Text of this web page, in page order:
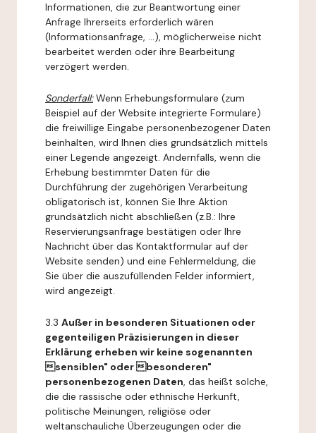
Informationen, die zur Beantwortung einer
Anfrage Ihrerseits erforderlich wären
(Informationsanfrage, ...), möglicherweise nicht
bearbeitet werden oder ihre Bearbeitung
verzögert werden.
Sonderfall:Wenn Erhebungsformulare (zum
Beispiel auf der Website integrierte Formulare)
die freiwillige Eingabe personenbezogener Daten
beinhalten, wird Ihnen dies grundsätzlich mittels
einer Legende angezeigt. Andernfalls, wenn die
Erhebung bestimmter Daten für die
Durchführung der zugehörigen Verarbeitung
obligatorisch ist, können Sie Ihre Aktion
grundsätzlich nicht abschließen (z.B.: Ihre
Reservierungsanfrage bestätigen oder Ihre
Nachricht über das Kontaktformular auf der
Website senden) und eine Fehlermeldung, die
Sie über die auszufüllenden Felder informiert,
wird angezeigt.
3.3 Außer in besonderen Situationen oder
gegenteiligen Präzisierungen in dieser
Erklärung erheben wir keine sogenannten
sensiblen" oder besonderen"
personenbezogenen Daten, das heißt solche,
die die rassische oder ethnische Herkunft,
politische Meinungen, religiöse oder
weltanschauliche Überzeugungen oder die